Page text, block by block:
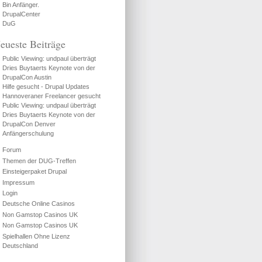
Bin Anfänger.
DrupalCenter
DuG
Beiträge
Public Viewing: undpaul überträgt
Dries Buytaerts Keynote von der
DrupalCon Austin
Hilfe gesucht - Drupal Updates
Hannoveraner Freelancer gesucht
Public Viewing: undpaul überträgt
Dries Buytaerts Keynote von der
DrupalCon Denver
Anfängerschulung
Forum
Themen der DUG-Treffen
Einsteigerpaket Drupal
Impressum
Login
Deutsche Online Casinos
Non Gamstop Casinos UK
Non Gamstop Casinos UK
Spielhallen Ohne Lizenz
Deutschland